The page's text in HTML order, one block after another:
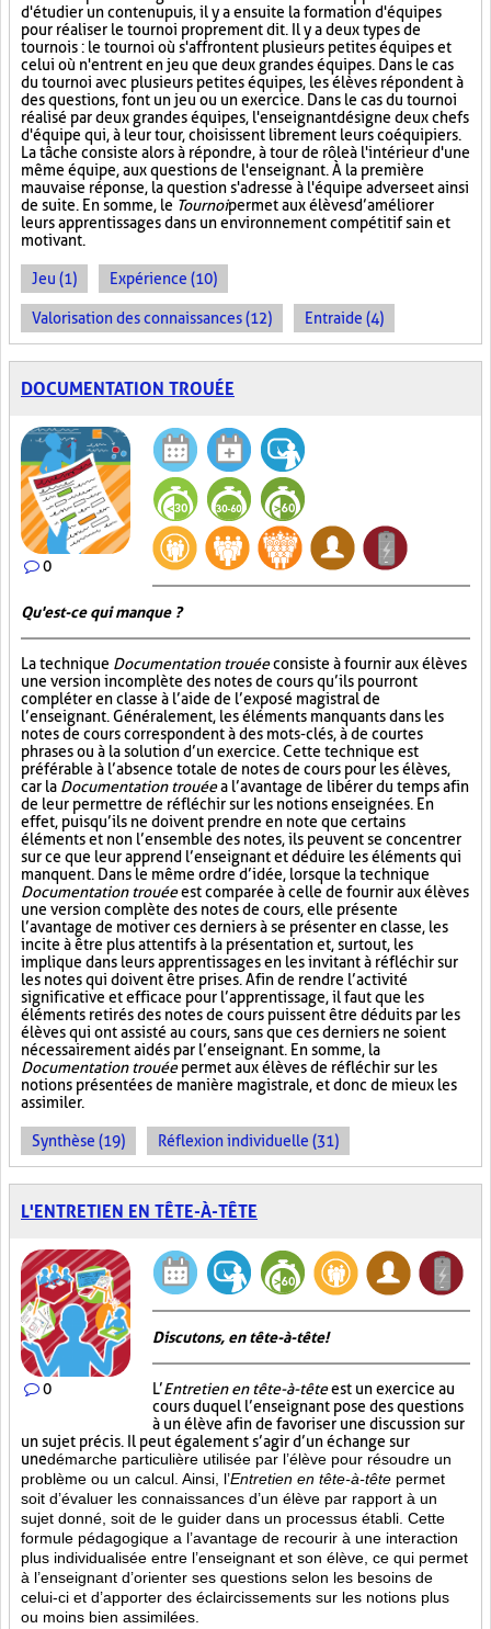
d'étudier un contenu puis, il y a ensuite la formation d'équipes
pour réaliser le tournoi proprement dit. Il y a deux types de
tournois : le tournoi où s'affrontent plusieurs petites équipes et
celui où n'entrent en jeu que deux grandes équipes. Dans le cas
du tournoi avec plusieurs petites équipes, les élèves répondent à
des questions, font un jeu ou un exercice. Dans le cas du tournoi
réalisé par deux grandes équipes, l'enseignant désigne deux chefs
d'équipe qui, à leur tour, choisissent librement leurs coéquipiers.
La tâche consiste alors à répondre, à tour de rôle à l'intérieur d'une
même équipe, aux questions de l'enseignant. À la première
mauvaise réponse, la question s'adresse à l'équipe adverse et ainsi
de suite. En somme, le Tournoipermet aux élèves d’améliorer
leurs apprentissages dans un environnement compétitif sain et
motivant.
Jeu (1) Expérience (10)
Valorisation des connaissances (12) Entraide (4)
DOCUMENTATION TROUÉE
0
Qu'est-ce qui manque ?
La technique Documentation trouéeconsiste à fournir aux élèves
une version incomplète des notes de cours qu’ils pourront
compléter en classe à l’aide de l’exposé magistral de
l’enseignant. Généralement, les éléments manquants dans les
notes de cours correspondent à des mots-clés, à de courtes
phrases ou à la solution d’un exercice. Cette technique est
préférable à l’absence totale de notes de cours pour les élèves,
car la Documentation trouéea l’avantage de libérer du temps afin
de leur permettre de réfléchir sur les notions enseignées. En
effet, puisqu’ils ne doivent prendre en note que certains
éléments et non l’ensemble des notes, ils peuvent se concentrer
sur ce que leur apprend l’enseignant et déduire les éléments qui
manquent. Dans le même ordre d’idée, lorsque la technique
Documentation trouéeest comparée à celle de fournir aux élèves
une version complète des notes de cours, elle présente
l’avantage de motiver ces derniers à se présenter en classe, les
incite à être plus attentifs à la présentation et, surtout, les
implique dans leurs apprentissages en les invitant à réfléchir sur
les notes qui doivent être prises. Afin de rendre l’activité
significative et efficace pour l’apprentissage, il faut que les
éléments retirés des notes de cours puissent être déduits par les
élèves qui ont assisté au cours, sans que ces derniers ne soient
nécessairement aidés par l’enseignant. En somme, la
Documentation trouéepermet aux élèves de réfléchir sur les
notions présentées de manière magistrale, et donc de mieux les
assimiler.
Synthèse (19) Réflexion individuelle (31)
L'ENTRETIEN EN TÊTE-À-TÊTE
0
Discutons, en tête-à-tête!
L’Entretien en tête-à-têteest un exercice au
cours duquel l’enseignant pose des questions
à un élève afin de favoriser une discussion sur
un sujet précis. Il peut également s’agir d’un échange sur
unedémarche particulière utilisée par l’élève pour résoudre un
problème ou un calcul. Ainsi, l’Entretien en tête-à-tête permet
soit d’évaluer les connaissances d’un élève par rapport à un
sujet donné, soit de le guider dans un processus établi. Cette
formule pédagogique a l’avantage de recourir à une interaction
plus individualisée entre l’enseignant et son élève, ce qui permet
à l’enseignant d’orienter ses questions selon les besoins de
celui-ci et d’apporter des éclaircissements sur les notions plus
ou moins bien assimilées.